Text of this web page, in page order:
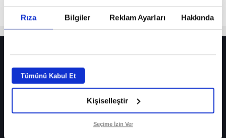
Rıza Bilgiler Reklam Ayarları Hakkında
Tümünü Kabul Et
Kişiselleştir
Seçime İzin Ver
Fenerbahçe’de sürpriz ayrılık ihtimali! Devre arasında gelmişti
Fenerbahçe’nin yeni transferi Mason Greenwood için olay sözler!
Galatasaray’da rota yeniden Thiago Almada!